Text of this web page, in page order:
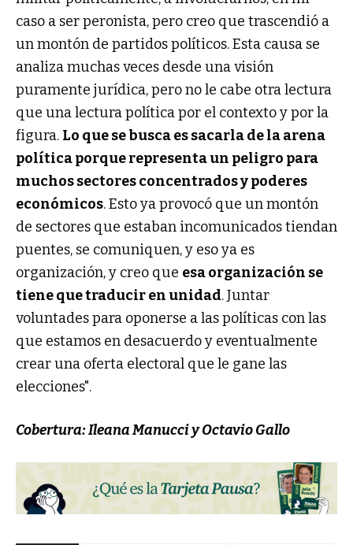
caso a ser peronista, pero creo que trascendió a
un montón de partidos políticos. Esta causa se
analiza muchas veces desde una visión
puramente jurídica, pero no le cabe otra lectura
que una lectura política por el contexto y por la
figura. Lo que se busca es sacarla de la arena
política porque representa un peligro para
muchos sectores concentrados y poderes
económicos. Esto ya provocó que un montón
de sectores que estaban incomunicados tiendan
puentes, se comuniquen, y eso ya es
organización, y creo que esa organización se
tiene que traducir en unidad. Juntar
voluntades para oponerse a las políticas con las
que estamos en desacuerdo y eventualmente
crear una oferta electoral que le gane las
elecciones".
Cobertura: Ileana Manucci y Octavio Gallo